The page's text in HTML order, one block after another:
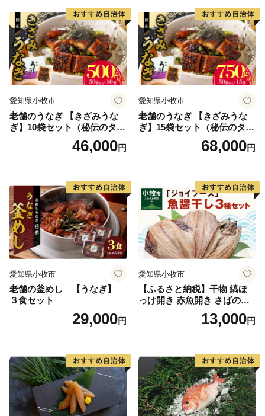
り寄せグルメ 愛知県 小牧市
送料無料
愛知県小牧市
老舗のうなぎ 【きざみうな
ぎ】10袋セット（秘伝のタレ
46,000円
愛知県小牧市
老舗のうなぎ 【きざみうな
ぎ】15袋セット（秘伝のタレ
68,000円
愛知県小牧市
老舗の釜めし 【うなぎ】
３食セット
29,000円
愛知県小牧市
【ふるさと納税】干物 縞ほ
っけ開き 赤魚開き さばの開
き 魚醤干し 3種 セット 詰め
合わせ 魚 おかず 肉厚 おいし
取り寄せグルメ 魚醤 ナンプ
ラー 愛知県 小牧市 冷凍 送料
無料
13,000円